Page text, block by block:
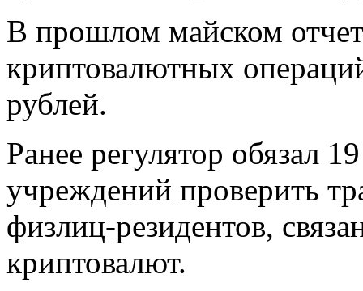
В прошлом майском
криптовалютных
рублей.
Ранее регулятор обязал
учреждений проверить
физлиц-резидентов,
криптовалют.